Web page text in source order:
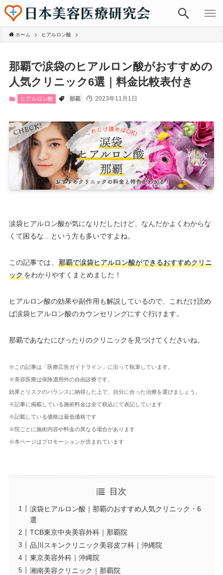
ホーム ヒアルロン酸
那覇で涙袋のヒアルロン酸がおすすめの
人気クリニック6選｜料金比較表付き
ヒアルロン酸 那覇 2023年11月1日
涙袋ヒアルロン酸が気になりだしたけど、なんだかよくわからな
くて困るな…という方も多いですよね。
この記事では、
那覇で涙袋ヒアルロン酸ができるおすすめクリニ
ックをわかりやすくまとめました！
ヒアルロン酸の効果や副作用も解説しているので、これだけ読め
ば涙袋ヒアルロン酸のカウンセリングにすぐ行けます。
那覇であなたにぴったりのクリニックを見つけてくださいね。
※この記事は「医療広告ガイドライン」に沿って執筆しています。
※美容医療は保険適用外の自由診療です。
効果とリスクのバランスに納得した上で、自分に合った治療を選びましょう。
※記事に掲載している施術料金は全て税込にて表記しています
※記載している価格は最低価格です
※院ごとに施術内容や料金の異なる場合があります
※本ページはプロモーションが含まれています
目次
涙袋ヒアルロン酸｜那覇のおすすめ人気クリニック・6
選
TCB東京中央美容外科｜那覇院
品川スキンクリニック美容皮フ科｜沖縄院
東京美容外科｜沖縄院
湘南美容クリニック｜那覇院